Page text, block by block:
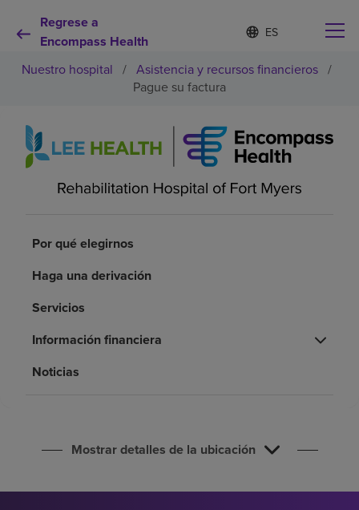
Regrese a
Encompass Health
Lista
de
idiomas
contraída
d
o
e
l
e
c
Por qué debe elegirnos
Servicios de rehabilitación
Recursos de salud
Buscar un centro
Pagar mi factura
Nuestro hospital / Asistencia y recursos financieros /
Pague su factura
Por qué elegirnos
Haga una derivación
Servicios
Información financiera
Noticias
Mostrar detalles de la ubicación